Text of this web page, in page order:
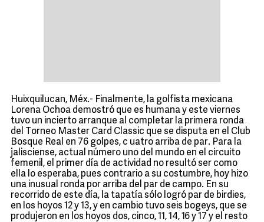
Huixquilucan, Méx.- Finalmente, la golfista mexicana
Lorena Ochoa demostró que es humana y este viernes
tuvo un incierto arranque al completar la primera ronda
del Torneo Master Card Classic que se disputa en el Club
Bosque Real en 76 golpes, c uatro arriba de par. Para la
jalisciense, actual número uno del mundo en el circuito
femenil, el primer día de actividad no resultó ser como
ella lo esperaba, pues contrario a su costumbre, hoy hizo
una inusual ronda por arriba del par de campo. En su
recorrido de este día, la tapatía sólo logró par de birdies,
en los hoyos 12 y 13, y en cambio tuvo seis bogeys, que se
produjeron en los hoyos dos, cinco, 11, 14, 16 y 17 y el resto